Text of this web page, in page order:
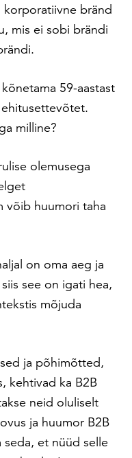
korporatiivne bränd
mis ei sobi brändi
59-aastast
milline?
olemusega
võib huumori taha
on oma aeg ja
see on igati hea,
mõjuda
ja põhimõtted,
kehtivad ka B2B
neid oluliselt
ja huumor B2B
seda, et nüüd selle